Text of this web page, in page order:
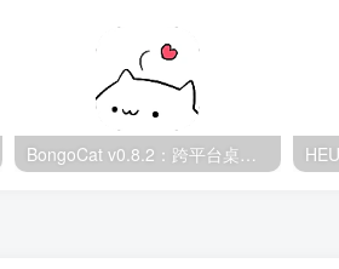
BongoCat v0.8.2：跨平台桌面互动猫咪随加30款皮肤